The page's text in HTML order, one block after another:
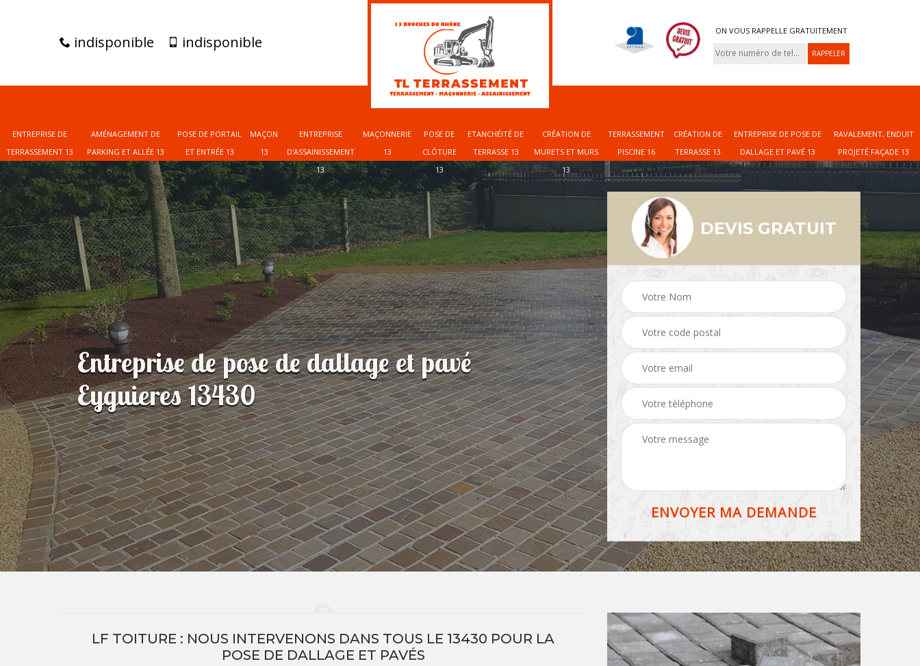
indisponible indisponible
ON VOUS RAPPELLE GRATUITEMENT
ENTREPRISE DE
TERRASSEMENT 13
AMÉNAGEMENT DE
PARKING ET ALLÉE 13
POSE DE PORTAIL
ET ENTRÉE 13
MAÇON
13
ENTREPRISE
D'ASSAINISSEMENT
13
MAÇONNERIE
13
POSE DE
CLÔTURE
13
ETANCHÉITÉ DE
TERRASSE 13
CRÉATION DE
MURETS ET MURS
13
TERRASSEMENT
PISCINE 16
CRÉATION DE
TERRASSE 13
ENTREPRISE DE POSE DE
DALLAGE ET PAVÉ 13
RAVALEMENT, ENDUIT
PROJETÉ FAÇADE 13
Entreprise de pose de dallage et pavé
Eyguieres 13430
DEVIS GRATUIT
LF TOITURE : NOUS INTERVENONS DANS TOUS LE 13430 POUR LA
POSE DE DALLAGE ET PAVÉS